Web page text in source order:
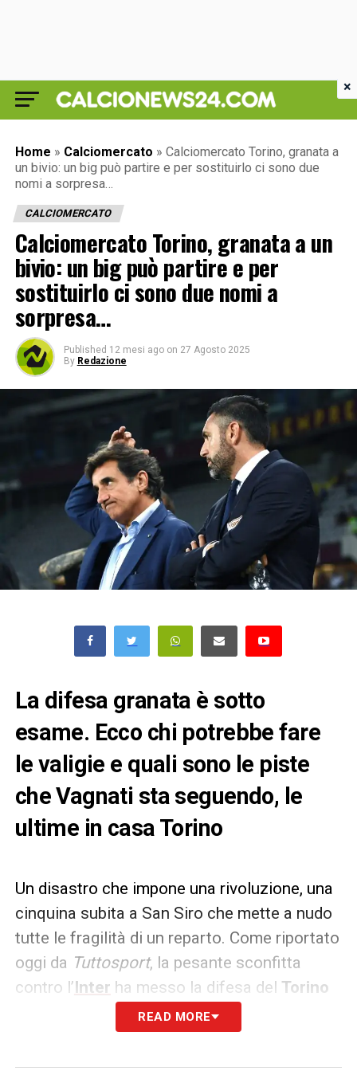
Home » Calciomercato » Calciomercato Torino, granata a
un bivio: un big può partire e per sostituirlo ci sono due
nomi a sorpresa…
CALCIOMERCATO
Calciomercato Torino, granata a un
bivio: un big può partire e per
sostituirlo ci sono due nomi a
sorpresa…
Published 12 mesi ago on 27 Agosto 2025
By Redazione
La difesa granata è sotto
esame. Ecco chi potrebbe fare
le valigie e quali sono le piste
che Vagnati sta seguendo, le
ultime in casa Torino
Un disastro che impone una rivoluzione, una
cinquina subita a San Siro che mette a nudo
tutte le fragilità di un reparto. Come riportato
oggi da Tuttosport, la pesante sconfitta
contro l’Inter ha messo la difesa del Torino
sotto accusa, costringendo la dirigenza ad
accelerare sul mercato per correre ai ripari.
READ MORE
×